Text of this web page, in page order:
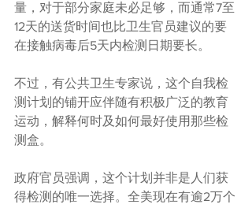
量，对于部分家庭未必足够，而通常7至
12天的送货时间也比卫生官员建议的要
在接触病毒后5天内检测日期要长。
不过，有公共卫生专家说，这个自我检
测计划的铺开应伴随有积极广泛的教育
运动，解释何时及如何最好使用那些检
测盒。
政府官员强调，这个计划并非是人们获
得检测的唯一选择。全美现在有逾2万个